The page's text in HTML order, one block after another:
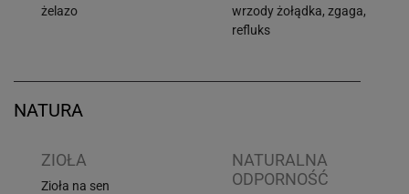
żelazo
wrzody żołądka, zgaga,
refluks
NATURA
ZIOŁA
Zioła na sen
NATURALNA
ODPORNOŚĆ